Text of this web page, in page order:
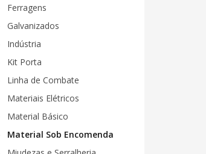
Ferragens
Galvanizados
Indústria
Kit Porta
Linha de Combate
Materiais Elétricos
Material Básico
Material Sob Encomenda